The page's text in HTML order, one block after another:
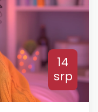
14
srp